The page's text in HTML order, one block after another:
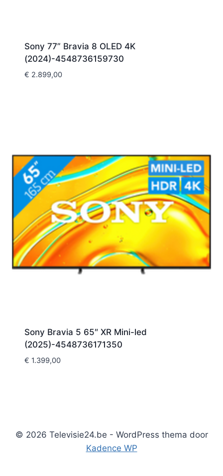
Sony 77” Bravia 8 OLED 4K
(2024)-4548736159730
€ 2.899,00
Sony Bravia 5 65″ XR Mini-led
(2025)-4548736171350
€ 1.399,00
© 2026 Televisie24.be - WordPress thema door
Kadence WP